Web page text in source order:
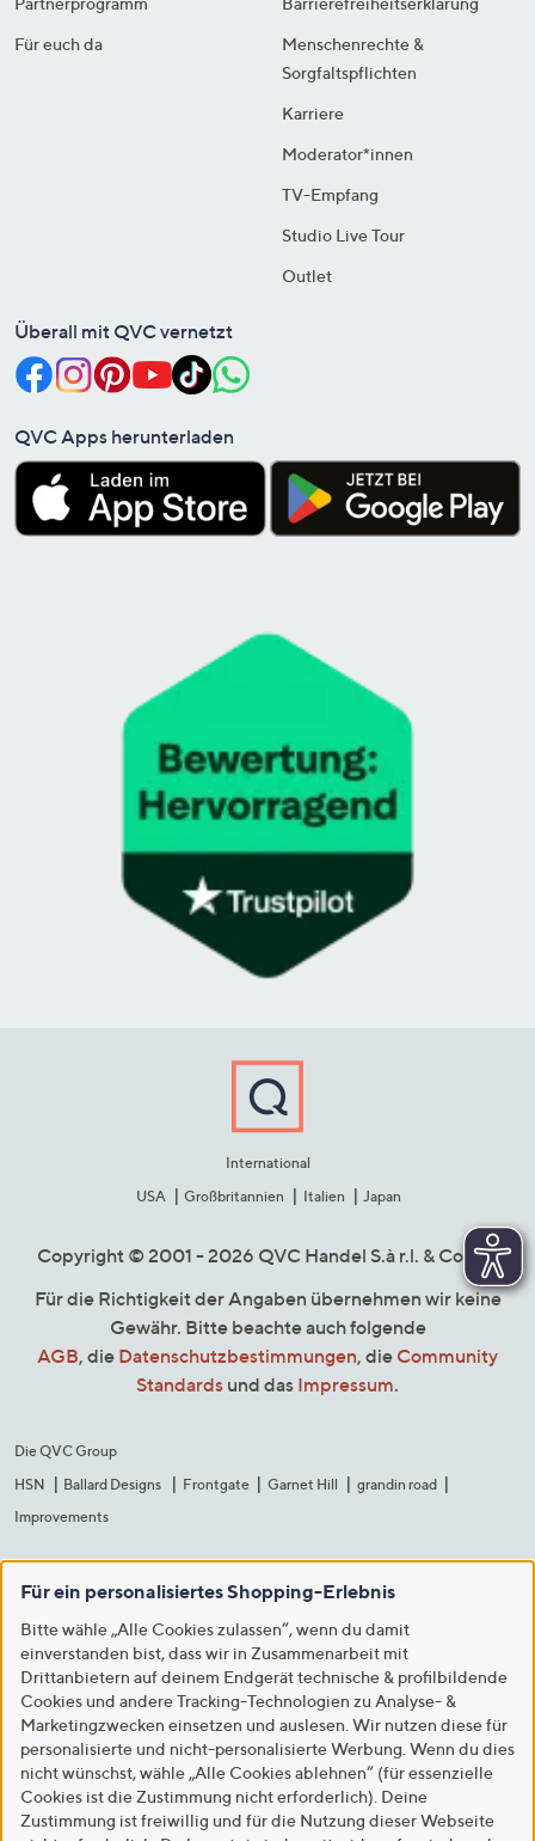
Für euch da
Menschenrechte &
Sorgfaltspflichten
Karriere
Moderator*innen
TV-Empfang
Studio Live Tour
Outlet
Überall mit QVC vernetzt
QVC Apps herunterladen
International
USA
Großbritannien Italien Japan
Copyright © 2001 - 2026 QVC Handel S.à r.l. & Co. KG
Für die Richtigkeit der Angaben übernehmen wir keine
Gewähr. Bitte beachte auch folgende
AGB, die Datenschutzbestimmungen, die Community
Standards und das Impressum.
Die QVC Group
HSN
Ballard Designs Frontgate Garnet Hill
grandin road
Improvements
Für ein personalisiertes Shopping-Erlebnis
Bitte wähle „Alle Cookies zulassen“, wenn du damit
einverstanden bist, dass wir in Zusammenarbeit mit
Drittanbietern auf deinem Endgerät technische & profilbildende
Cookies und andere Tracking-Technologien zu Analyse- &
Marketingzwecken einsetzen und auslesen. Wir nutzen diese für
personalisierte und nicht-personalisierte Werbung. Wenn du dies
nicht wünschst, wähle „Alle Cookies ablehnen“ (für essenzielle
Cookies ist die Zustimmung nicht erforderlich). Deine
Zustimmung ist freiwillig und für die Nutzung dieser Webseite